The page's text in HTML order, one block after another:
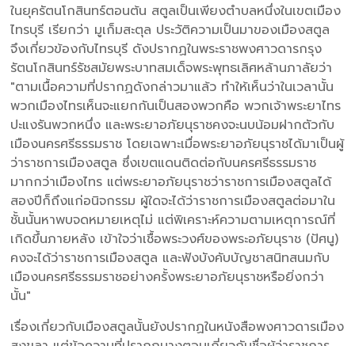
ในยุครัตนโกสินทร์ตอนต้น สตูลเป็นเพียงตำบลหนึ่งในเขตเมือง
ไทรบุรี เรียกว่า มูเก็มสะตุล ประวัติความเป็นมาของเมืองสตูล
จึงเกี่ยวข้องกับไทรบุรี ดังปรากฏในพระราชพงศาวดารกรุง
รัตนโกสินทร์รัชสมัยพระบาทสมเด็จพระพุทธเลิศหล้านภาลัยว่า
"ตามเนื้อความที่ปรากฏดังกล่าวมาแล้ว ทำให้เห็นว่าในเวลานั้น
พวกเมืองไทรเห็นจะแยกกันเป็นสองพวกคือ พวกเจ้าพระยาไทร
ปะแงรันพวกหนึ่ง และพระยาอภัยนุราชคงจะนบน้อมฝากตัวกับ
เมืองนครศรีธรรมราช โดยเฉพาะเมื่อพระยาอภัยนุราชได้มาเป็นผู้
ว่าราชการเมืองสตูล ซึ่งเขตแดนติดต่อกับนครศรีธรรมราช
มากกว่าเมืองไทร แต่พระยาอภัยนุราชว่าราชการเมืองสตูลได้
สองปีก็ถึงแก่อนิจกรรม ผู้ใดจะได้ว่าราชการเมืองสตูลต่อมาใน
ชั้นนั้นหาพบจดหมายเหตุไม่ แต่พิเคราะห์ความตามเหตุการณ์ที่
เกิดขึ้นภายหลัง เข้าใจว่าเชื้อพระวงศ์ของพระอภัยนุราช (ปัศนู)
คงจะได้ว่าราชการเมืองสตูล และฟังบังคับบัญชาสนิทสนมกับ
เมืองนครศรีธรรมราชอย่างครั้งพระยาอภัยนุราชหรือยิ่งกว่า
นั้น"
เรื่องเกี่ยวกับเมืองสตูลนั้นยังปรากฏในหนังสือพงศาวดารเมือง